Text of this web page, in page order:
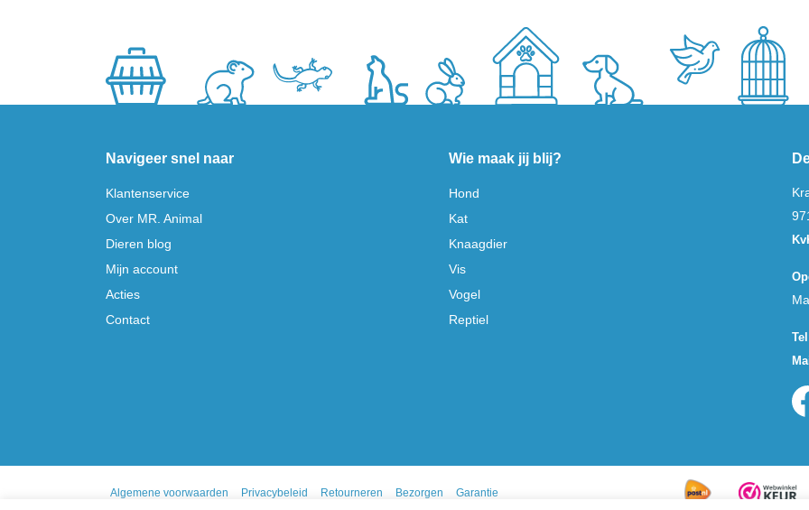
Navigeer snel naar
Klantenservice
Over MR. Animal
Dieren blog
Mijn account
Acties
Contact
Wie maak jij blij?
Hond
Kat
Knaagdier
Vis
Vogel
Reptiel
Algemene voorwaarden Privacybeleid Retourneren Bezorgen Garantie